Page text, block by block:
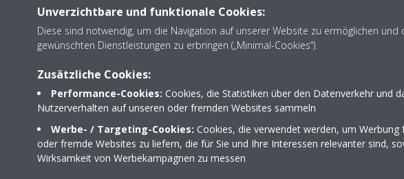
Unverzichtbare und funktionale Cookies:
Diese sind notwendig, um die Navigation auf unserer Website zu ermöglichen und
gewünschten Dienstleistungen zu erbringen („Minimal-Cookies“).
Zusätzliche Cookies:
Performance-Cookies: Cookies, die Statistiken über den Datenverkehr und
Nutzerverhalten auf unseren oder fremden Websites sammeln
Werbe- / Targeting-Cookies: Cookies, die verwendet werden, um Werbung
oder fremde Websites zu liefern, die für Sie und Ihre Interessen relevanter sind,
Wirksamkeit von Werbekampagnen zu messen